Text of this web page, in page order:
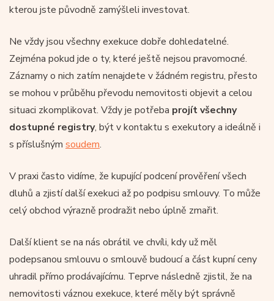
kterou jste původně zamýšleli investovat.
Ne vždy jsou všechny exekuce dobře dohledatelné.
Zejména pokud jde o ty, které ještě nejsou pravomocné.
Záznamy o nich zatím nenajdete v žádném registru, přesto
se mohou v průběhu převodu nemovitosti objevit a celou
situaci zkomplikovat. Vždy je potřeba projít všechny
dostupné registry, být v kontaktu s exekutory a ideálně i
s příslušným soudem.
V praxi často vidíme, že kupující podcení prověření všech
dluhů a zjistí další exekuci až po podpisu smlouvy. To může
celý obchod výrazně prodražit nebo úplně zmařit.
Další klient se na nás obrátil ve chvíli, kdy už měl
podepsanou smlouvu o smlouvě budoucí a část kupní ceny
uhradil přímo prodávajícímu. Teprve následně zjistil, že na
nemovitosti váznou exekuce, které měly být správně